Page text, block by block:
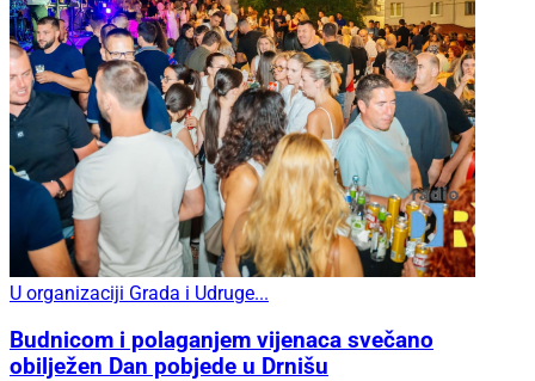
U organizaciji Grada i Udruge...
Budnicom i polaganjem vijenaca svečano
obilježen Dan pobjede u Drnišu